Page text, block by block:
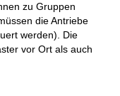
zu Gruppen
die Antriebe
werden). Die
vor Ort als auch